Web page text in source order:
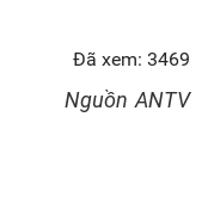
Đã xem: 3469
Nguồn ANTV